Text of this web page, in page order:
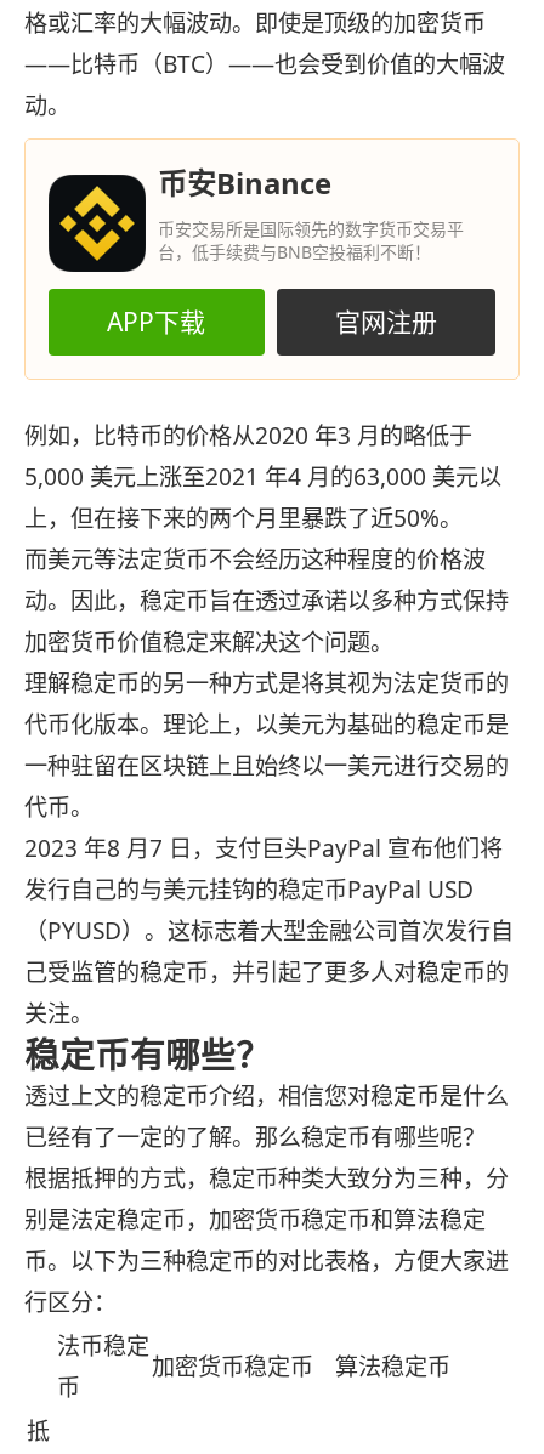
格或汇率的大幅波动。即使是顶级的加密货币
——比特币（BTC）——也会受到价值的大幅波
动。
币安Binance
币安交易所是国际领先的数字货币交易平
台，低手续费与BNB空投福利不断！
APP下载 官网注册
例如，比特币的价格从2020 年3 月的略低于
5,000 美元上涨至2021 年4 月的63,000 美元以
上，但在接下来的两个月里暴跌了近50%。
而美元等法定货币不会经历这种程度的价格波
动。因此，稳定币旨在透过承诺以多种方式保持
加密货币价值稳定来解决这个问题。
理解稳定币的另一种方式是将其视为法定货币的
代币化版本。理论上，以美元为基础的稳定币是
一种驻留在区块链上且始终以一美元进行交易的
代币。
2023 年8 月7 日，支付巨头PayPal 宣布他们将
发行自己的与美元挂钩的稳定币PayPal USD
（PYUSD）。这标志着大型金融公司首次发行自
己受监管的稳定币，并引起了更多人对稳定币的
关注。
稳定币有哪些？
透过上文的稳定币介绍，相信您对稳定币是什么
已经有了一定的了解。那么稳定币有哪些呢？
根据抵押的方式，稳定币种类大致分为三种，分
别是法定稳定币，加密货币稳定币和算法稳定
币。以下为三种稳定币的对比表格，方便大家进
行区分：
法币稳定
币
加密货币稳定币 算法稳定币
抵